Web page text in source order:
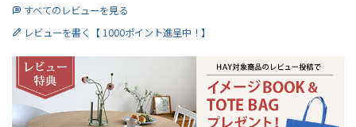
すべてのレビューを見る
レビューを書く【 1000ポイント進呈中！】